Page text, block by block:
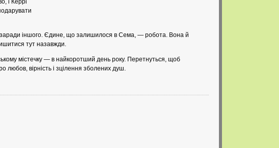
і Керрі
заради іншого. Єдине, що залишилося в Сема, — робота. Вона й
тут назавжди.
містечку — в найкоротший день року. Перетнуться, щоб
вірність і зцілення зболених душ.